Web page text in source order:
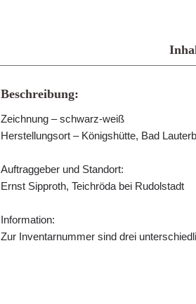
Beschreibung:
Zeichnung – schwarz-weiß
Herstellungsort – Königshütte, Bad
Auftraggeber und Standort:
Ernst Sipproth, Teichröda bei Rudolstadt
Information:
Zur Inventarnummer sind drei